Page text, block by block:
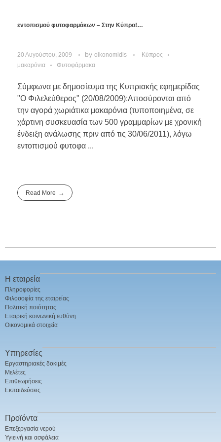
εντοπισμού φυτοφαρμάκων – Στην Κύπρο!…
20 Αυγούστου, 2009 by oikonomidis
Κύπρος
μακαρόνια
Φυτοφάρμακα
Σύμφωνα με δημοσίευμα της Κυπριακής εφημερίδας
"Ο Φιλελεύθερος" (20/08/2009):Αποσύρονται από
την αγορά χωριάτικα μακαρόνια (τυποποιημένα, σε
χάρτινη συσκευασία των 500 γραμμαρίων με χρονική
ένδειξη ανάλωσης πριν από τις 30/06/2011), λόγω
εντοπισμού φυτοφα ...
Read More
Η εταιρεία
Πληροφορίες
Φιλοσοφία της εταιρείας
Πολιτική ποιότητας
Εταιρική κοινωνική ευθύνη
Οικονομικά στοιχεία
Υπηρεσίες
Εργαστηριακές δοκιμές
Μελέτες
Επιθεωρήσεις
Εκπαιδεύσεις
Προϊόντα
Επεξεργασία νερού
Υγιεινή και ασφάλεια